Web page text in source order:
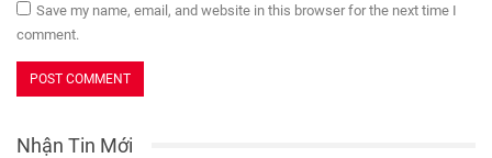
Save my name, email, and website in this browser for the next time I
comment.
Nhận Tin Mới